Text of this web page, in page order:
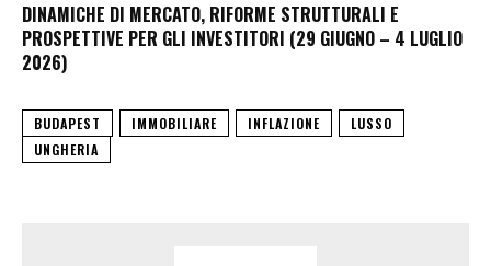
DINAMICHE DI MERCATO, RIFORME STRUTTURALI E
PROSPETTIVE PER GLI INVESTITORI (29 GIUGNO – 4 LUGLIO
2026)
BUDAPEST IMMOBILIARE INFLAZIONE
LUSSO
UNGHERIA